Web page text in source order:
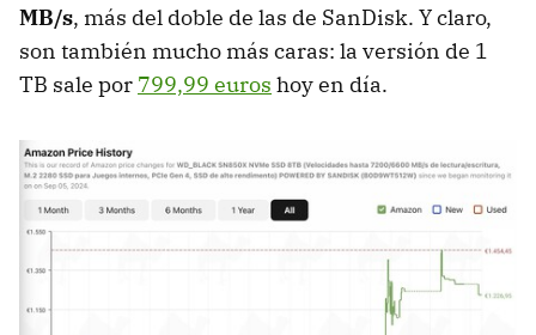
MB/s, más del doble de las de SanDisk. Y claro,
son también mucho más caras: la versión de 1
TB sale por 799,99 euros hoy en día.